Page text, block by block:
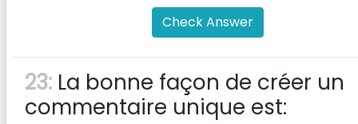
Check Answer
23: La bonne façon de créer un
commentaire unique est: